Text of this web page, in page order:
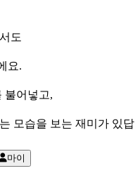
도
요.​
불어넣고,
모습을 보는 재미가 있답
마이